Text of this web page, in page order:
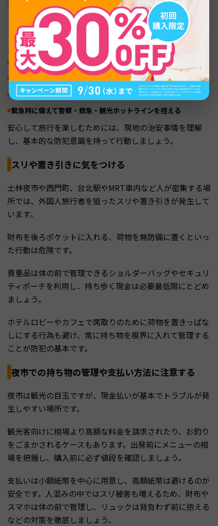
光客が多く集まる場所では軽犯罪や文化の違いによるトラ
ブルが発生することがあります。
とくに注意すべきポイントは、以下の通りです。
スリや置き引きに気をつける
夜市での持ち物の管理や支払い方法に注意する
政治デモや社会運動には近づかない
緊急時に備えて警察・救急・観光ホットラインを控える
安心して旅行を楽しむためには、現地の治安事情を理解
し、基本的な防犯意識を持って行動しましょう。
スリや置き引きに気をつける
士林夜市や西門町、台北駅やMRT車内など人が密集する場
所では、外国人旅行者を狙ったスリや置き引きが発生して
います。
財布を後ろポケットに入れる、荷物を無防備に置くといっ
た行動は危険です。
貴重品は体の前で管理できるショルダーバッグやセキュリ
ティポーチを利用し、持ち歩く現金は必要最低限にとどめ
ましょう。
ホテルロビーやカフェで席取りのために荷物を置きっぱな
しにする行為も避け、常に持ち物を視界に入れて管理する
ことが防犯の基本です。
夜市での持ち物の管理や支払い方法に注意する
夜市は観光の目玉ですが、現金払いが基本でトラブルが発
生しやすい場所です。
観光客向けに相場より高額な料金を請求されたり、お釣り
をごまかされるケースもあります。出発前にメニューの相
場を把握し、購入前に必ず値段を確認しましょう。
支払いは小額紙幣を中心に用意し、高額紙幣は避けるのが
安全です。人混みの中ではスリ被害も増えるため、財布や
スマホは体の前で管理し、リュックは背負わず前に抱える
などの対策を徹底しましょう。